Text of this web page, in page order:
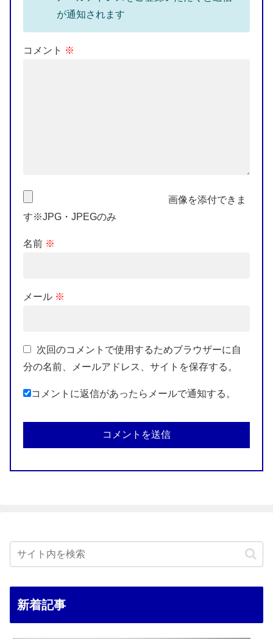
が通知されます
コメント ※
画像を添付できま
す※JPG・JPEGのみ
名前 ※
メール ※
次回のコメントで使用するためブラウザーに自
分の名前、メールアドレス、サイトを保存する。
コメントに返信があったらメールで通知する。
新着記事